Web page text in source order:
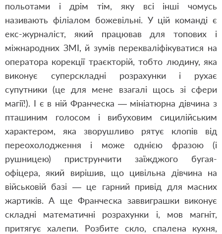
польотами і дрім тім, яку всі інші чомусь
називають філіалом божевільні. У цій команді є
екс-журналіст, який працював для топових і
міжнародних ЗМІ, й зумів перекваліфікуватися на
оператора корекції траєкторій, тобто людину, яка
виконує суперскладні розрахунки і рухає
супутники (це для мене взагалі щось зі сфери
магії!). І є в ній Франческа — мініатюрна дівчина з
пташиним голосом і вибуховим сицилійським
характером, яка зворушливо рятує клопів від
переохолодження і може однією фразою (і
рушницею) приструнчити заїжджого бугая-
офіцера, який вирішив, що цивільна дівчина на
військовій базі — це гарний привід для масних
жартиків. А ще Франческа заввиграшки виконує
складні математичні розрахунки і, мов магніт,
притягує халепи. Розбите скло, спалена кухня,